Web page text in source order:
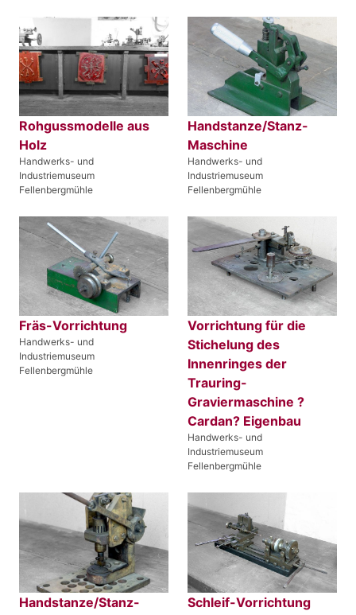
Rohgussmodelle aus
Holz
Handwerks- und
Industriemuseum
Fellenbergmühle
Handstanze/Stanz-
Maschine
Handwerks- und
Industriemuseum
Fellenbergmühle
Fräs-Vorrichtung
Handwerks- und
Industriemuseum
Fellenbergmühle
Vorrichtung für die
Stichelung des
Innenringes der
Trauring-
Graviermaschine ?
Cardan? Eigenbau
Handwerks- und
Industriemuseum
Fellenbergmühle
Handstanze/Stanz-
Schleif-Vorrichtung